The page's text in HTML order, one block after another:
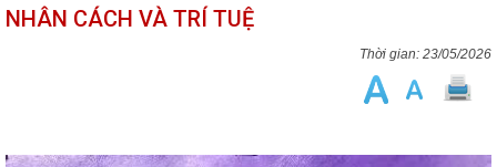
NHÂN CÁCH VÀ TRÍ TUỆ
23/05/2026